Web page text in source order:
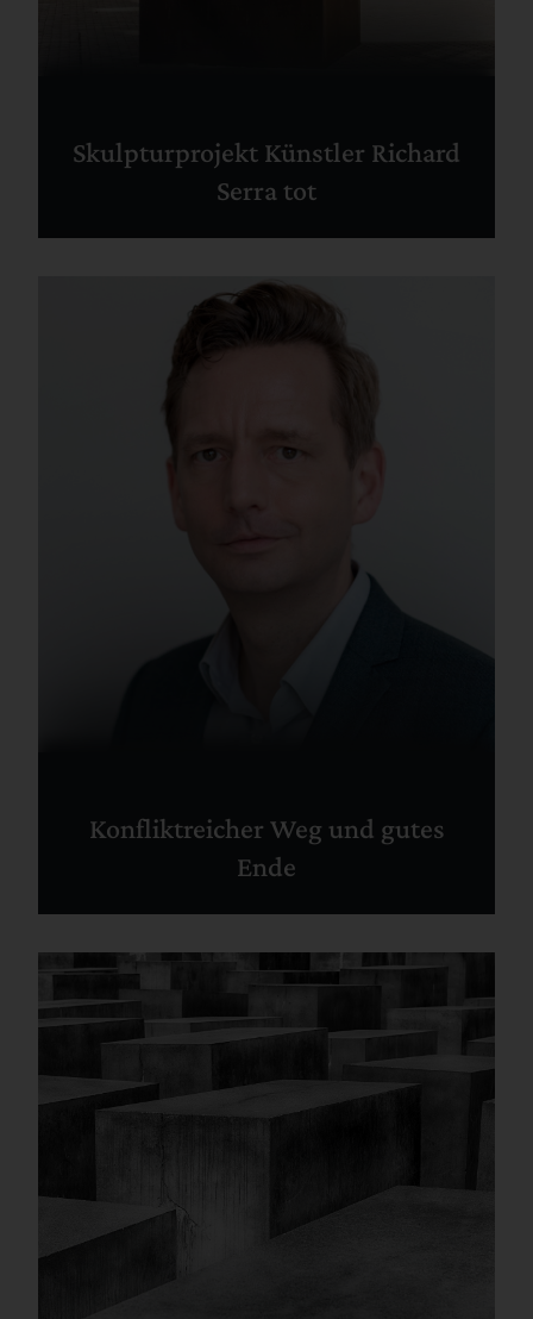
Skulpturprojekt Künstler Richard
Serra tot
Konfliktreicher Weg und gutes
Ende